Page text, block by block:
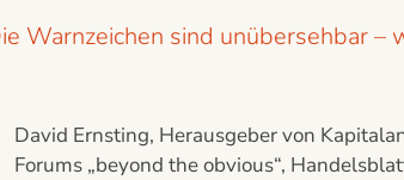
Warnzeichen sind unübersehbar
David Ernsting, Herausgeber von
Forums „beyond the obvious“,